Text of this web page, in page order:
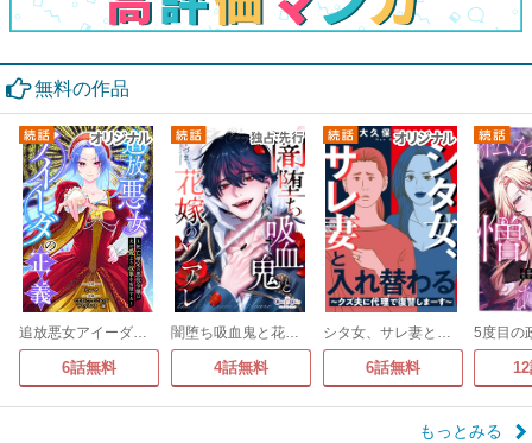
無料の作品
追放悪女アイーダの正義～死亡確定の悪役令嬢は夫の愛より改革を所望する～
6話無料
闇堕ち吸血鬼と花嫁のソアレ
4話無料
シタ女、サレ妻と入れ替わる～クズ夫に代理で復讐しまーす～
6話無料
もっとみる